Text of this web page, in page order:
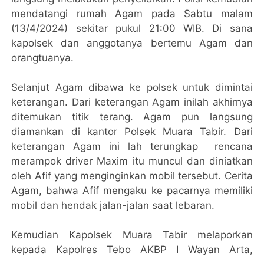
mendatangi rumah Agam pada Sabtu malam
(13/4/2024) sekitar pukul 21:00 WIB. Di sana
kapolsek dan anggotanya bertemu Agam dan
orangtuanya.
Selanjut Agam dibawa ke polsek untuk dimintai
keterangan. Dari keterangan Agam inilah akhirnya
ditemukan titik terang. Agam pun langsung
diamankan di kantor Polsek Muara Tabir. Dari
keterangan Agam ini lah terungkap rencana
merampok driver Maxim itu muncul dan diniatkan
oleh Afif yang menginginkan mobil tersebut. Cerita
Agam, bahwa Afif mengaku ke pacarnya memiliki
mobil dan hendak jalan-jalan saat lebaran.
Kemudian Kapolsek Muara Tabir melaporkan
kepada Kapolres Tebo AKBP I Wayan Arta,